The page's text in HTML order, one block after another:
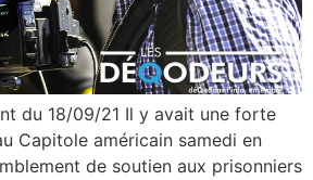
du 18/09/21 Il y avait une forte
Capitole américain samedi en
de soutien aux prisonniers